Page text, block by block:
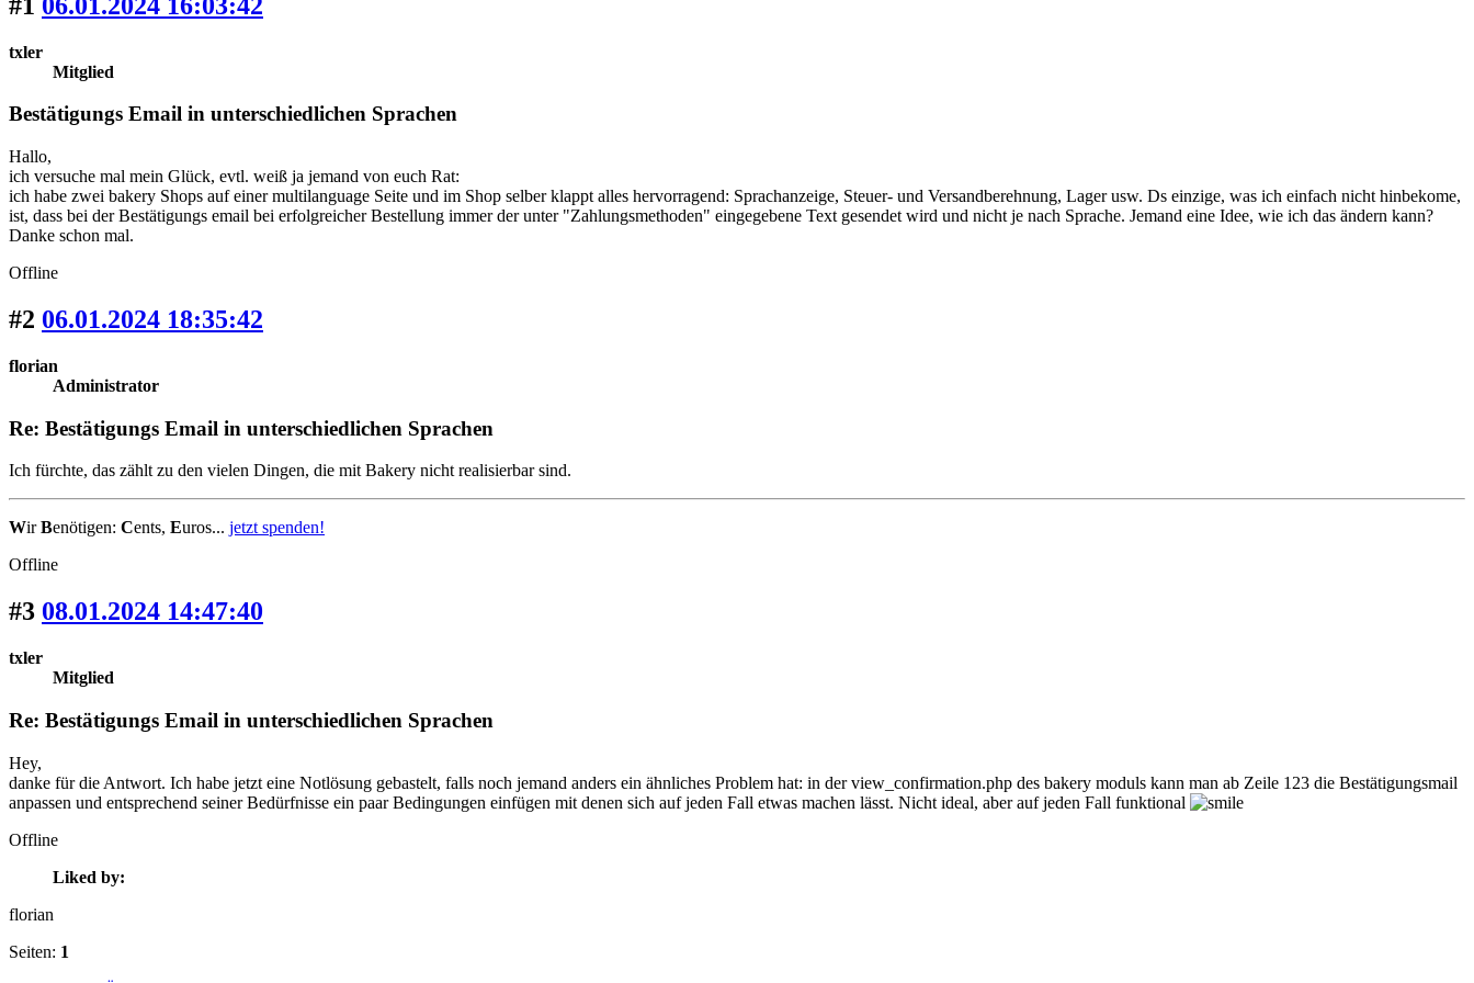
txler
Mitglied
Bestätigungs Email in unterschiedlichen Sprachen
Hallo,
ich versuche mal mein Glück, evtl. weiß ja jemand von euch Rat:
ich habe zwei bakery Shops auf einer multilanguage Seite und im Shop selber klappt alles hervorragend: Sprachanzeige, Steuer- und Versandberehnung, Lager usw. Ds einzige, was ich einfach nicht hinbekome,
ist, dass bei der Bestätigungs email bei erfolgreicher Bestellung immer der unter "Zahlungsmethoden" eingegebene Text gesendet wird und nicht je nach Sprache. Jemand eine Idee, wie ich das ändern kann?
Danke schon mal.
Offline
#2 06.01.2024 18:35:42
florian
Administrator
Re: Bestätigungs Email in unterschiedlichen Sprachen
Ich fürchte, das zählt zu den vielen Dingen, die mit Bakery nicht realisierbar sind.
WirBenötigen: Cents, Euros... jetzt spenden!
Offline
#3 08.01.2024 14:47:40
txler
Mitglied
Re: Bestätigungs Email in unterschiedlichen Sprachen
Hey,
danke für die Antwort. Ich habe jetzt eine Notlösung gebastelt, falls noch jemand anders ein ähnliches Problem hat: in der view_confirmation.php des bakery moduls kann man ab Zeile 123 die Bestätigungsmail
anpassen und entsprechend seiner Bedürfnisse ein paar Bedingungen einfügen mit denen sich auf jeden Fall etwas machen lässt. Nicht ideal, aber auf jeden Fall funktional
Offline
Liked by:
florian
Seiten: 1